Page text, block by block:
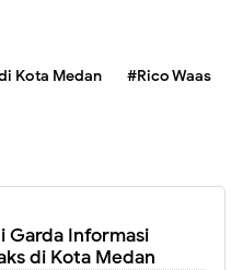
Kota Medan
#Rico Waas
Garda Informasi
di Kota Medan